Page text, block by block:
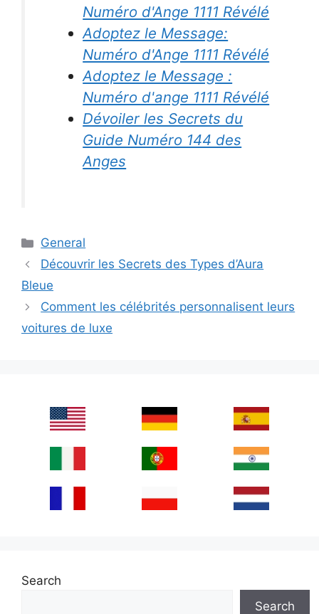
Numéro d'Ange 1111 Révélé
Adoptez le Message:
Numéro d'Ange 1111 Révélé
Adoptez le Message :
Numéro d'ange 1111 Révélé
Dévoiler les Secrets du
Guide Numéro 144 des
Anges
Categories
General
Découvrir les Secrets des Types d’Aura
Bleue
Comment les célébrités personnalisent leurs
voitures de luxe
Search
Search